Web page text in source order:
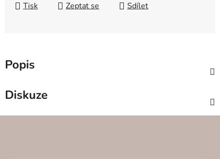
Tisk
Zeptat se Sdílet
Popis
Diskuze